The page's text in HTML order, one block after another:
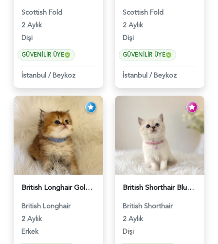
Scottish Fold
2 Aylık
Dişi
GÜVENILIR ÜYE
İstanbul / Beykoz
Scottish Fold
2 Aylık
Dişi
GÜVENILIR ÜYE
İstanbul / Beykoz
British Longhair Golden Erkek Yavrumuz - 5910
British Longhair
2 Aylık
Erkek
British Shorthair Blue Point Kızımız 2 Aylık - 5149
British Shorthair
2 Aylık
Dişi